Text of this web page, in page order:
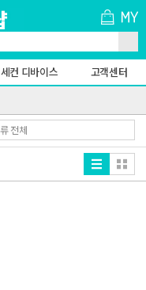
세컨 디바이스 고객센터